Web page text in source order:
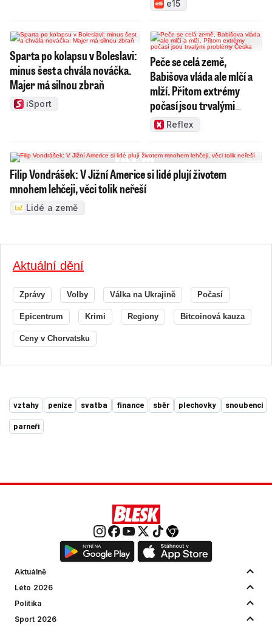
e15
Sparta po kolapsu v Boleslavi:
minus šest a chvála nováčka.
Majer má silnou zbraň
iSport
Peče se celá země,
Babišova vláda ale mlčí a
mlží. Přitom extrémy
počasí jsou trvalými
problémy Česka
Reflex
Filip Vondrášek: V Jižní Americe si lidé plují životem
mnohem lehčeji, věci tolik neřeší
Lidé a země
Aktuální dění
Zprávy Volby Válka na Ukrajině Počasí
Epicentrum Krimi Regiony Bitcoinová kauza
Ceny v Chorvatsku
vztahy peníze svatba finance sběr plechovky snoubenci
parneři
Aktuálně
Léto 2026
Politika
Sport 2026